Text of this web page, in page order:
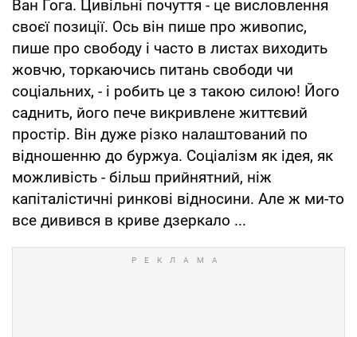
Ван Гога. Цивільні почуття - це висловлення
своєї позиції. Ось він пише про живопис,
пише про свободу і часто в листах виходить
жовчю, торкаючись питань свободи чи
соціальних, - і робить це з такою силою! Його
саднить, його пече викривлене життєвий
простір. Він дуже різко налаштований по
відношенню до буржуа. Соціалізм як ідея, як
можливість - більш прийнятний, ніж
капіталістичні ринкові відносини. Але ж ми-то
все дивився в криве дзеркало ...